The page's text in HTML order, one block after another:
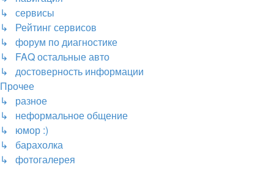
↳ сервисы
↳ Рейтинг сервисов
↳ форум по диагностике
↳ FAQ остальные авто
↳ достоверность информации
Прочее
↳ разное
↳ неформальное общение
↳ юмор :)
↳ барахолка
↳ фотогалерея